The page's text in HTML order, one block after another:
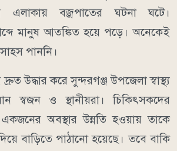
এলাকায় বজ্রপাতের ঘটনা ঘটে।
মানুষ আতঙ্কিত হয়ে পড়ে। অনেকেই
পাননি।
উদ্ধার করে সুন্দরগঞ্জ উপজেলা স্বাস্থ্য
স্বজন ও স্থানীয়রা। চিকিৎসকদের
অবস্থার উন্নতি হওয়ায় তাকে
বাড়িতে পাঠানো হয়েছে। তবে বাকি